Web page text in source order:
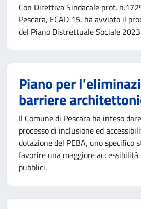
Con Direttiva Sindacale prot.
Pescara, ECAD 15, ha avviato il
del Piano Distrettuale Sociale
Piano per
barriere
Il Comune di Pescara ha inteso
processo di inclusione ed
dotazione del PEBA, uno specifico
favorire una maggiore accessibilità
pubblici.